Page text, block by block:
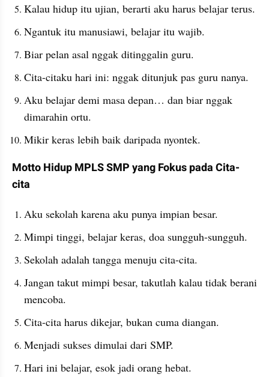
Kalau hidup itu ujian, berarti aku harus belajar terus.
Ngantuk itu manusiawi, belajar itu wajib.
Biar pelan asal nggak ditinggalin guru.
Cita-citaku hari ini: nggak ditunjuk pas guru nanya.
Aku belajar demi masa depan… dan biar nggak
dimarahin ortu.
Mikir keras lebih baik daripada nyontek.
Motto Hidup MPLS SMP yang Fokus pada Cita-
cita
Aku sekolah karena aku punya impian besar.
Mimpi tinggi, belajar keras, doa sungguh-sungguh.
Sekolah adalah tangga menuju cita-cita.
Jangan takut mimpi besar, takutlah kalau tidak berani
mencoba.
Cita-cita harus dikejar, bukan cuma diangan.
Menjadi sukses dimulai dari SMP.
Hari ini belajar, esok jadi orang hebat.